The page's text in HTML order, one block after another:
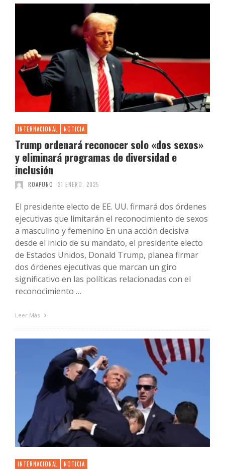
INTERNACIONAL NOTICIA
Trump ordenará reconocer solo «dos sexos»
y eliminará programas de diversidad e
inclusión
ROAPUNO 21 ENERO, 2025
El presidente electo de EE. UU. firmará dos órdenes
ejecutivas que limitarán el reconocimiento de sexos
a masculino y femenino En una acción decisiva
desde el inicio de su mandato, el presidente electo
de Estados Unidos, Donald Trump, planea firmar
dos órdenes ejecutivas que marcan un giro
significativo en las políticas relacionadas con el
reconocimiento …
Leer Más
INTERNACIONAL NOTICIA